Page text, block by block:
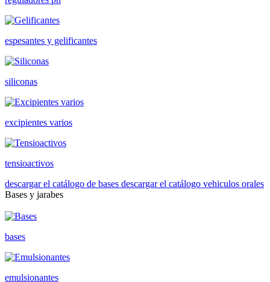
espesantes y gelificantes
siliconas
excipientes varios
tensioactivos
descargar el catálogo de bases descargar el catálogo vehiculos orales
Bases y jarabes
bases
emulsionantes